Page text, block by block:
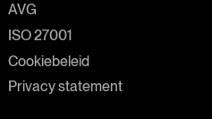
AVG
ISO 27001
Cookiebeleid
Privacy statement